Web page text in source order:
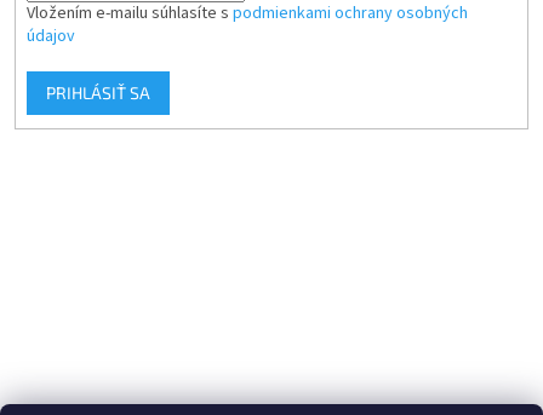
Vložením e-mailu súhlasíte s podmienkami ochrany osobných
údajov
PRIHLÁSIŤ SA